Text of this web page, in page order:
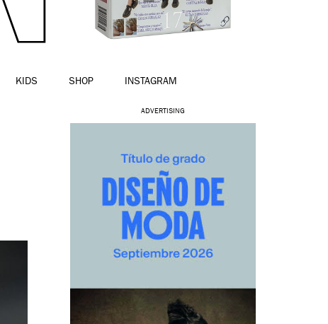
KIDS SHOP INSTAGRAM
ADVERTISING